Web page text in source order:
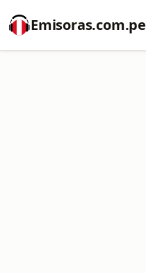
Emisoras.com.pe